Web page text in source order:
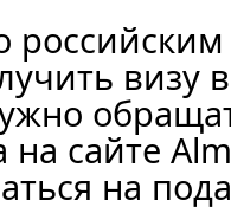
визу
на сайте
на